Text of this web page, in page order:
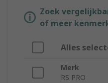
Zoek
of meer
Alles
Merk
RS PRO